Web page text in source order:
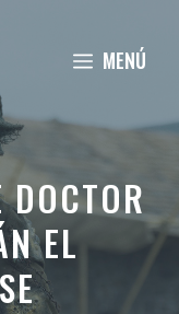
MENÚ
EL